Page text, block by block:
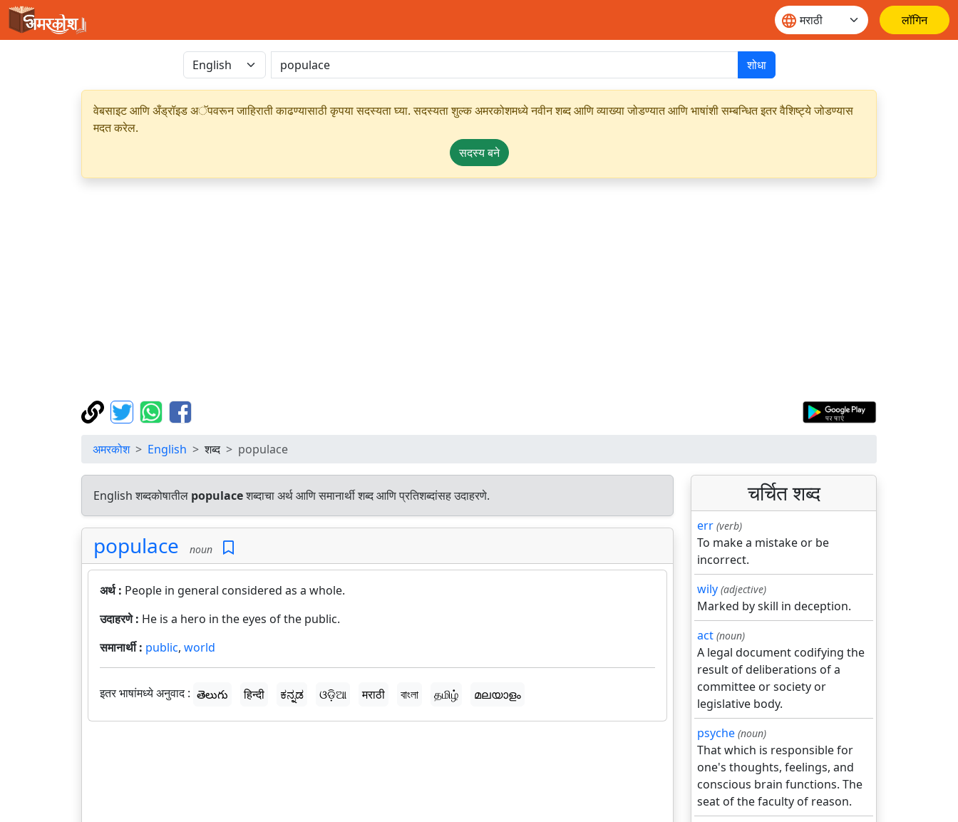
लॉगिन
शोधा
वेबसाइट आणि अँड्रॉइड अॅपवरून जाहिराती काढण्यासाठी कृपया सदस्यता घ्या. सदस्यता शुल्क अमरकोशमध्ये नवीन शब्द आणि व्याख्या जोडण्यात आणि भाषांशी सम्बन्धित इतर वैशिष्ट्ये जोडण्यास
मदत करेल.
सदस्य बने
अमरकोश English शब्द populace
English शब्दकोषातील populaceशब्दाचा अर्थ आणि समानार्थी शब्द आणि प्रतिशब्दांसह उदाहरणे.
populace noun
अर्थ : People in general considered as a whole.
उदाहरणे : He is a hero in the eyes of the public.
समानार्थी : public, world
इतर भाषांमध्ये अनुवाद : తెలుగు हिन्दी ಕನ್ನಡ ଓଡ଼ିଆ मराठी বাংলা தமிழ் മലയാളം
चर्चित शब्द
err (verb)
To make a mistake or be
incorrect.
wily (adjective)
Marked by skill in deception.
act (noun)
A legal document codifying the
result of deliberations of a
committee or society or
legislative body.
psyche (noun)
That which is responsible for
one's thoughts, feelings, and
conscious brain functions. The
seat of the faculty of reason.